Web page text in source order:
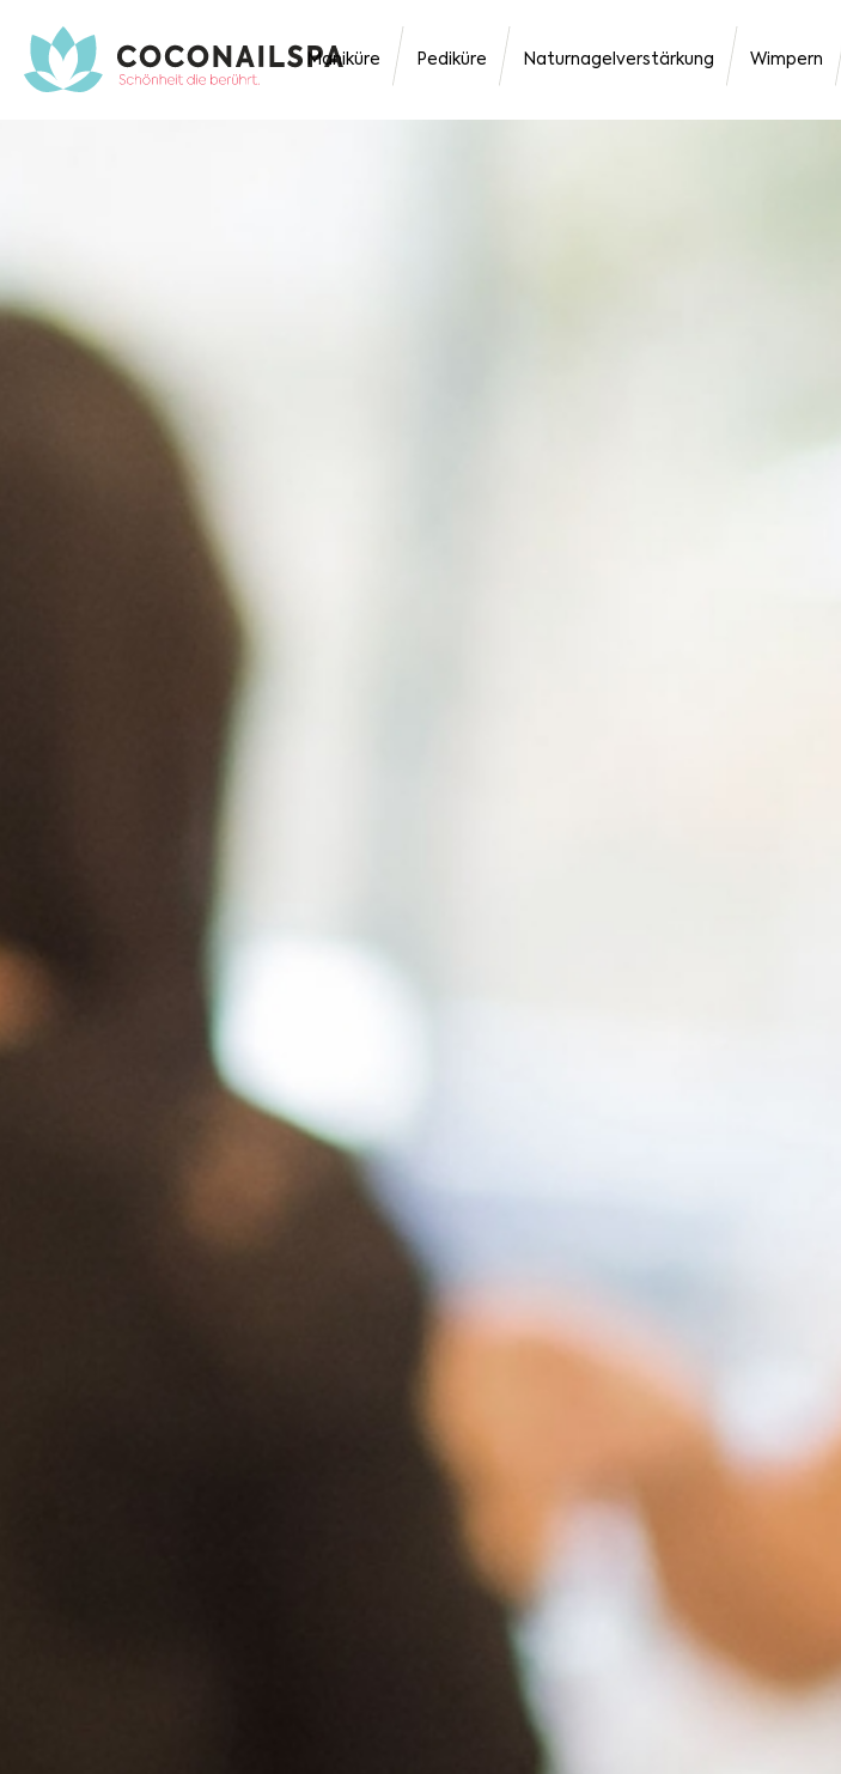
Maniküre Pediküre Naturnagelverstärkung Wimpern